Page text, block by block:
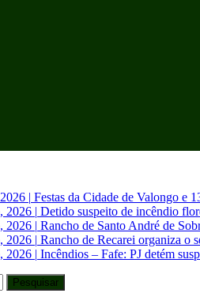
| Festas da Cidade de Valongo e
2026 | Detido suspeito de incêndio
2026 | Rancho de Santo André de
2026 | Rancho de Recarei organiza o
2026 | Incêndios – Fafe: PJ detém